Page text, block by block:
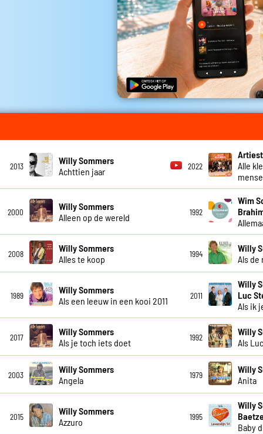
2013
Willy Sommers
Achttien jaar
2022
Alle
2000
Willy Sommers
Alleen op de wereld
1992
Wim
2008
Willy Sommers
Alles te koop
1994
Willy
Als de
1989
Willy Sommers
Als een leeuw in een kooi 2011
2011
Willy
Luc
Als ik
2017
Willy Sommers
Als je toch iets doet
1992
Willy
Als
2003
Willy Sommers
Angela
1979
Willy
Anita
2015
Willy Sommers
Azzuro
1995
Willy
Baby